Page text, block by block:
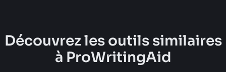
Découvrez les outils similaires
à ProWritingAid